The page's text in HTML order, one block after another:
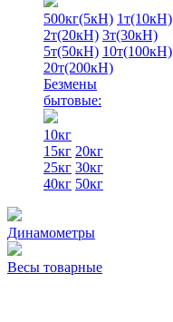
500кг(5кН) 1т(10кН)
2т(20кН) 3т(30кН)
5т(50кН) 10т(100кН)
20т(200кН)
Безмены
бытовые:
10кг
15кг 20кг
25кг 30кг
40кг 50кг
Динамометры
Весы товарные